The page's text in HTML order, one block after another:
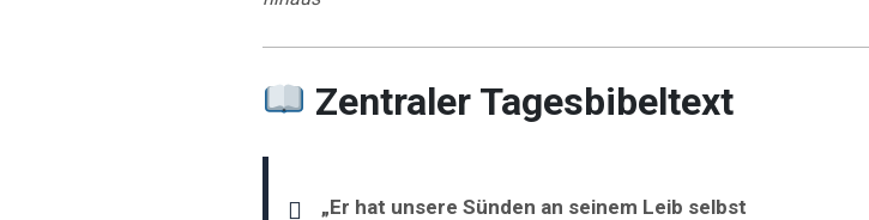
Zentraler Tagesbibeltext
„Er hat unsere Sünden an seinem Leib selbst